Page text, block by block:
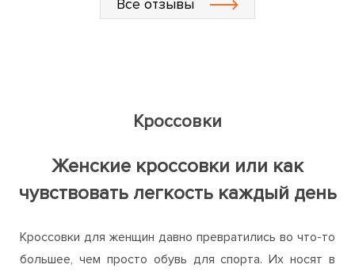
Все отзывы
Кроссовки
Женские кроссовки или как
чувствовать легкость каждый день
Кроссовки для женщин давно превратились во что-то
большее, чем просто обувь для спорта. Их носят в